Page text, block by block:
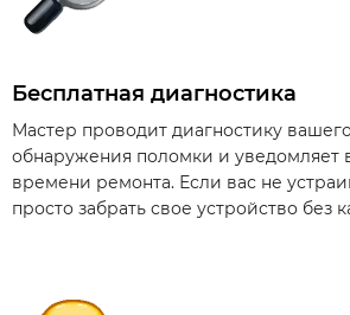
Бесплатная диагностика
Мастер проводит диагностику
обнаружения поломки и уведомляет
времени ремонта. Если вас не
просто забрать свое устройство без